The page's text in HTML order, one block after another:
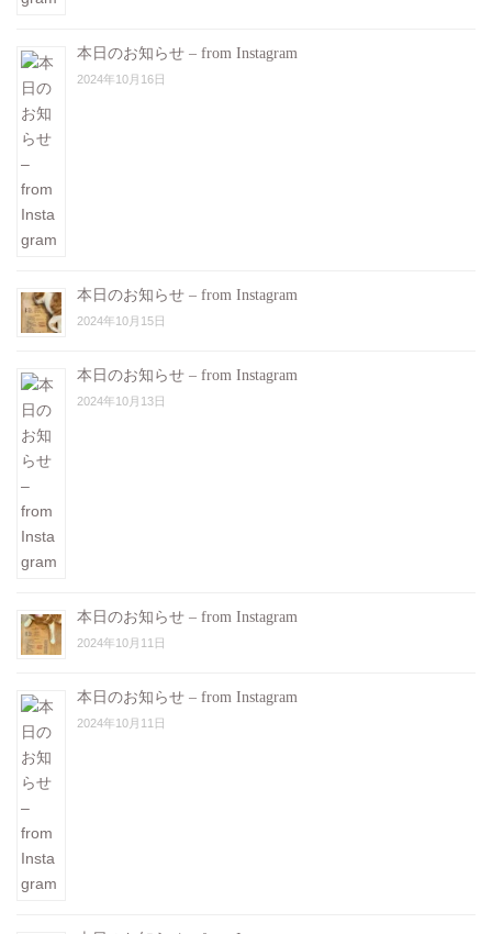
本日のお知らせ – from Instagram
2024年10月16日
本日のお知らせ – from Instagram
2024年10月15日
本日のお知らせ – from Instagram
2024年10月13日
本日のお知らせ – from Instagram
2024年10月11日
本日のお知らせ – from Instagram
2024年10月11日